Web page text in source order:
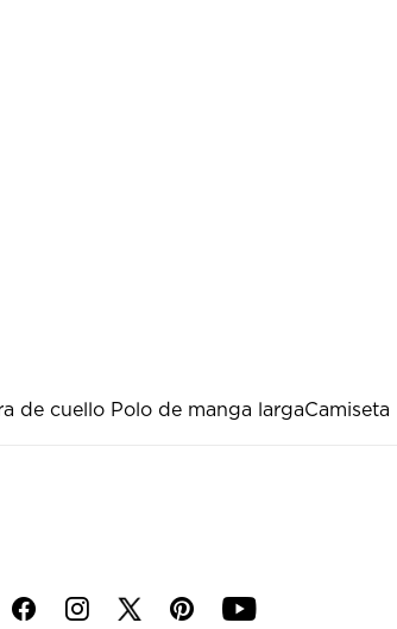
de cuello Polo de manga largaCamiseta
f i p y